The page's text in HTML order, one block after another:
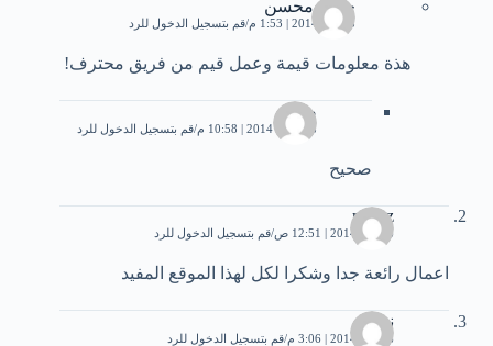
حبيبة محسن
3 يناير، 2014 | 1:53 م قم بتسجيل الدخول للرد
هذة معلومات قيمة وعمل قيم من فريق محترف!
صديق
28 يناير، 2014 | 10:58 م قم بتسجيل الدخول للرد
صحيح
motaz
6 يناير، 2014 | 12:51 ص قم بتسجيل الدخول للرد
اعمال رائعة جدا وشكرا لكل لهذا الموقع المفيد
نونا
6 يناير، 2014 | 3:06 م قم بتسجيل الدخول للرد